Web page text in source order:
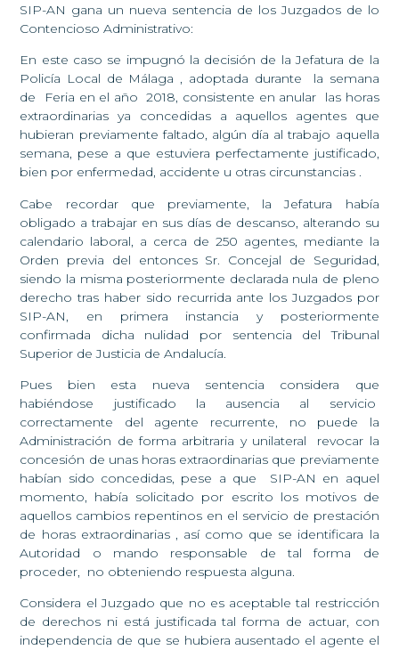
SIP-AN gana un nueva sentencia de los Juzgados de lo
Contencioso Administrativo:
En este caso se impugnó la decisión de la Jefatura de la
Policía Local de Málaga , adoptada durante la semana
de Feria en el año 2018, consistente en anular las horas
extraordinarias ya concedidas a aquellos agentes que
hubieran previamente faltado, algún día al trabajo aquella
semana, pese a que estuviera perfectamente justificado,
bien por enfermedad, accidente u otras circunstancias .
Cabe recordar que previamente, la Jefatura había
obligado a trabajar en sus días de descanso, alterando su
calendario laboral, a cerca de 250 agentes, mediante la
Orden previa del entonces Sr. Concejal de Seguridad,
siendo la misma posteriormente declarada nula de pleno
derecho tras haber sido recurrida ante los Juzgados por
SIP-AN, en primera instancia y posteriormente
confirmada dicha nulidad por sentencia del Tribunal
Superior de Justicia de Andalucía.
Pues bien esta nueva sentencia considera que
habiéndose justificado la ausencia al servicio
correctamente del agente recurrente, no puede la
Administración de forma arbitraria y unilateral revocar la
concesión de unas horas extraordinarias que previamente
habían sido concedidas, pese a que SIP-AN en aquel
momento, había solicitado por escrito los motivos de
aquellos cambios repentinos en el servicio de prestación
de horas extraordinarias , así como que se identificara la
Autoridad o mando responsable de tal forma de
proceder, no obteniendo respuesta alguna.
Considera el Juzgado que no es aceptable tal restricción
de derechos ni está justificada tal forma de actuar, con
independencia de que se hubiera ausentado el agente el